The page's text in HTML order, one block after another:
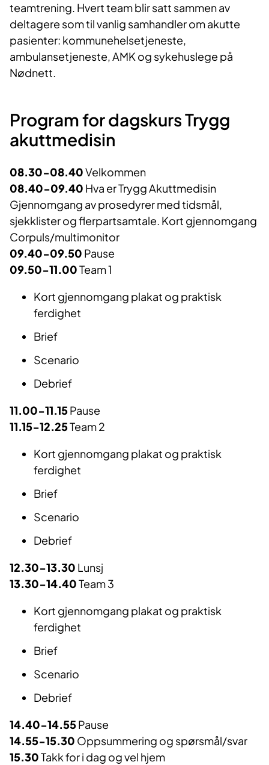
teamtrening. Hvert team blir satt sammen av
deltagere som til vanlig samhandler om akutte
pasienter: kommunehelsetjeneste,
ambulansetjeneste, AMK og sykehuslege på
Nødnett.
Program for dagskurs Trygg
akuttmedisin
08.30-08.40Velkommen
08.40-09.40 Hva er Trygg Akuttmedisin
Gjennomgang av prosedyrer med tidsmål,
sjekklister og flerpartsamtale. Kort gjennomgang
Corpuls/multimonitor
09.40-09.50 Pause
09.50-11.00Team 1
Kort gjennomgang plakat og praktisk
ferdighet
Brief
Scenario
Debrief
11.00-11.15Pause
11.15-12.25Team 2
Kort gjennomgang plakat og praktisk
ferdighet
Brief
Scenario
Debrief
12.30-13.30 Lunsj
13.30-14.40Team 3
Kort gjennomgang plakat og praktisk
ferdighet
Brief
Scenario
Debrief
14.40-14.55Pause
14.55-15.30 Oppsummering og spørsmål/svar
15.30Takk for i dag og vel hjem